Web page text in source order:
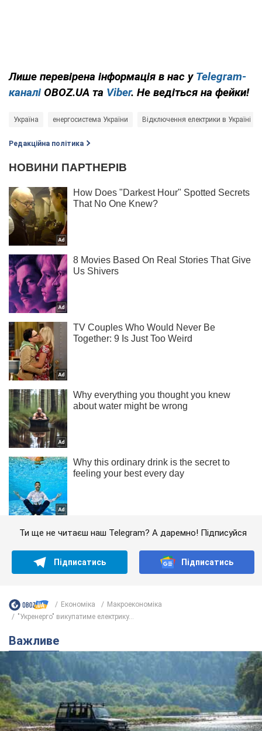
Лише перевірена інформація в нас у Telegram-
каналі OBOZ.UA та Viber. Не ведіться на фейки!
Україна енергосистема України Відключення електрики в Україні
Редакційна політика
Ти ще не читаєш наш Telegram? А даремно! Підписуйся
Підписатись Підписатись
Економіка
Mакроекономіка
"Укренерго" викупатиме електрику...
Важливе